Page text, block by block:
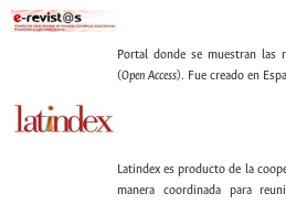
Portal donde se muestran las
(Open Access). Fue creado en
Latindex es producto de la
manera coordinada para